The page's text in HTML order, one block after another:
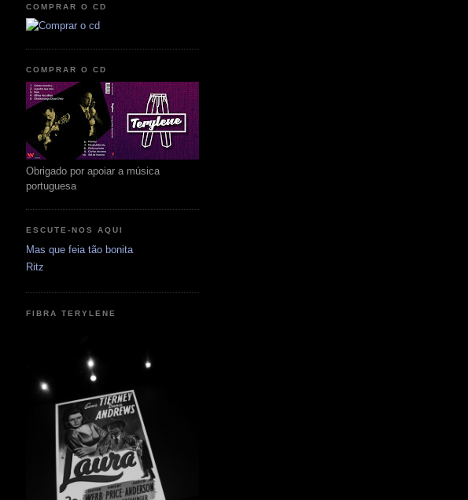
COMPRAR O CD
COMPRAR O CD
Obrigado por apoiar a música
portuguesa
ESCUTE-NOS AQUI
Mas que feia tão bonita
Ritz
FIBRA TERYLENE